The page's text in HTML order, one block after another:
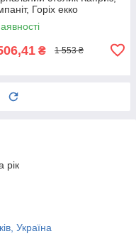
Горіх екко
₴ 1 553 ₴
рік
Україна